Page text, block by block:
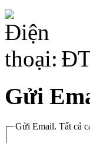
Gửi
Gửi Email. Tất cả